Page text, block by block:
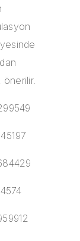
önerilir.